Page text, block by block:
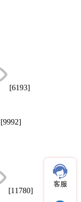
[6193]
[9992]
[11780]
客服